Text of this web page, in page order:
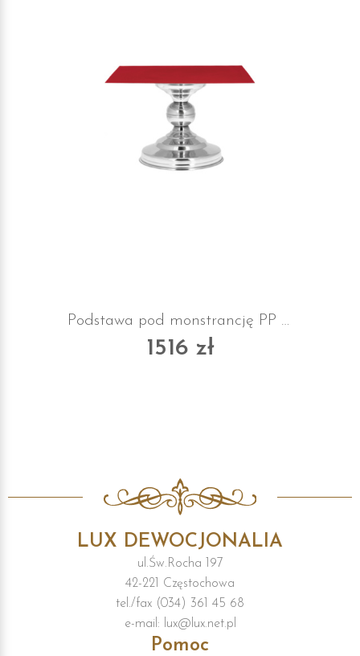
Podstawa pod monstrancję PP z suknem chromowana
1516 zł
LUX DEWOCJONALIA
ul.Św.Rocha 197
42-221 Częstochowa
tel./fax (034) 361 45 68
e-mail: lux@lux.net.pl
Pomoc